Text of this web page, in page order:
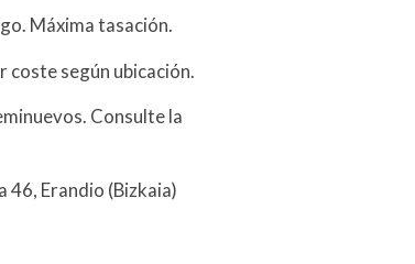
Máxima tasación.
coste según ubicación.
Consulte la
46, Erandio (Bizkaia)